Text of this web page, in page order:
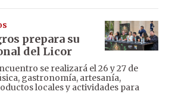
prepara su
del Licor
se realizará el 26 y 27 de
gastronomía, artesanía,
locales y actividades para